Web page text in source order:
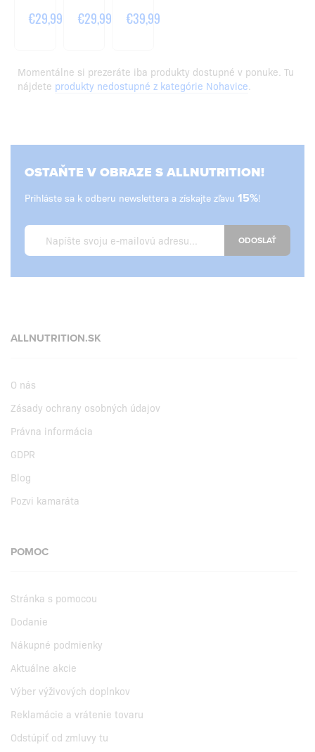
€29,99 €29,99 €39,99
Momentálne si prezeráte iba produkty dostupné v ponuke. Tu
nájdete produkty nedostupné z kategórie Nohavice
OSTAŇTE V OBRAZE S ALLNUTRITION!
Prihláste sa k odberu newslettera a získajte zľavu 15%!
ODOSLAŤ
ALLNUTRITION.SK
O nás
Zásady ochrany osobných údajov
Právna informácia
GDPR
Blog
Pozvi kamaráta
POMOC
Stránka s pomocou
Dodanie
Nákupné podmienky
Aktuálne akcie
Výber výživových doplnkov
Reklamácie a vrátenie tovaru
Odstúpiť od zmluvy tu